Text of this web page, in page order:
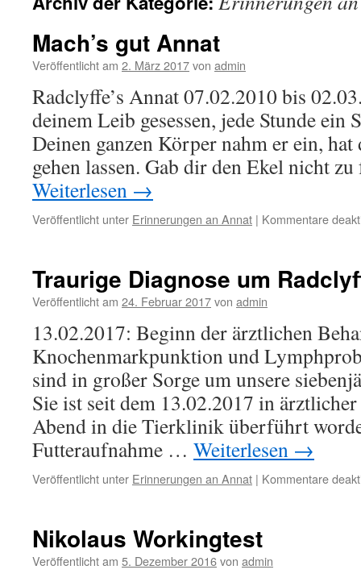
Mach’s gut Annat
Veröffentlicht am 2. März 2017von admin
Radclyffe’s Annat 07.02.2010 bis
deinem Leib gesessen, jede Stunde ein
Deinen ganzen Körper nahm er ein,
gehen lassen. Gab dir den Ekel nicht
Weiterlesen →
Veröffentlicht unter Erinnerungen an Annat | Kommentare
Traurige Diagnose um
Veröffentlicht am 24. Februar 2017von admin
13.02.2017: Beginn der ärztlichen
Knochenmarkpunktion und
sind in großer Sorge um unsere
Sie ist seit dem 13.02.2017 in
Abend in die Tierklinik überführt
Futteraufnahme … Weiterlesen →
Veröffentlicht unter Erinnerungen an Annat | Kommentare
Nikolaus Workingtest
Veröffentlicht am 5. Dezember 2016von admin